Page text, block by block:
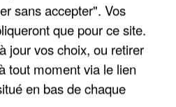
PAS DES PARENTS
sans accepter". Vos
que pour ce site.
jour vos choix, ou retirer
tout moment via le lien
en bas de chaque